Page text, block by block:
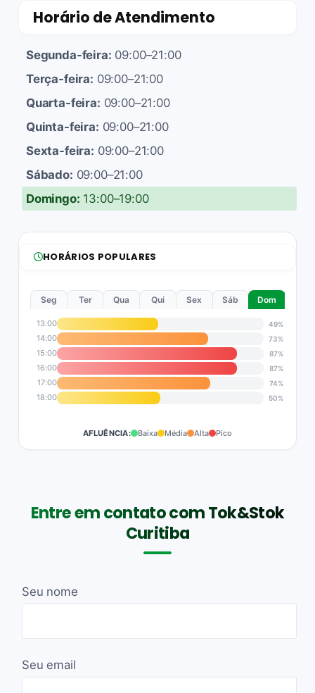
Horário de Atendimento
Segunda-feira: 09:00–21:00
Terça-feira: 09:00–21:00
Quarta-feira: 09:00–21:00
Quinta-feira: 09:00–21:00
Sexta-feira: 09:00–21:00
Sábado: 09:00–21:00
Domingo: 13:00–19:00
HORÁRIOS POPULARES
Seg Ter Qua Qui Sex Sáb Dom
13:00 49%
14:00 73%
15:00 87%
16:00 87%
17:00 74%
18:00 50%
AFLUÊNCIA: Baixa Média Alta Pico
Entre em contato com Tok&Stok
Curitiba
Seu nome
Seu email